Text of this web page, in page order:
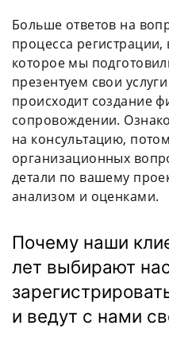
Больше ответов на
процесса
которое мы
презентуем свои
происходит создание
сопровождении.
на консультацию,
организационных
детали по вашему
анализом и оценками.
Почему наши
лет выбирают
и ведут с нами